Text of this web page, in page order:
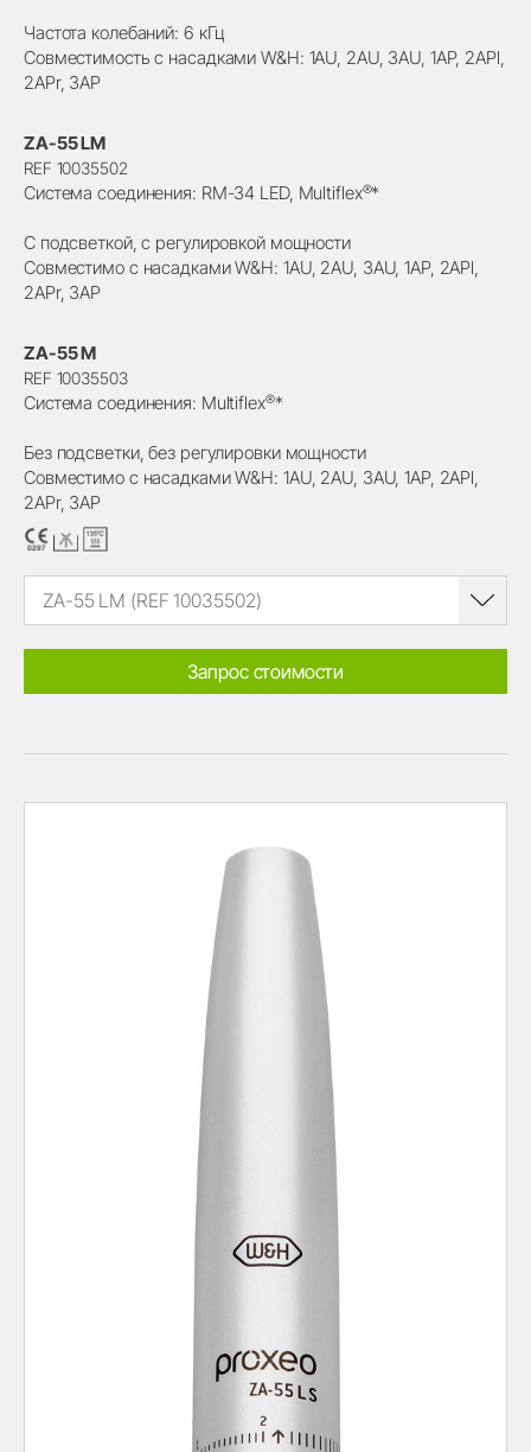
Частота колебаний: 6 кГц
Совместимость с насадками W&H: 1AU, 2AU, 3AU, 1AP, 2APl,
2APr, 3AP
ZA-55 LM
REF 10035502
Система соединения: RM-34 LED, Multiflex®*
С подсветкой, с регулировкой мощности
Совместимо с насадками W&H: 1AU, 2AU, 3AU, 1AP, 2APl,
2APr, 3AP
ZA-55 M
REF 10035503
Система соединения: Multiflex®*
Без подсветки, без регулировки мощности
Совместимо с насадками W&H: 1AU, 2AU, 3AU, 1AP, 2APl,
2APr, 3AP
ZA-55 LM (REF 10035502)
Запрос стоимости